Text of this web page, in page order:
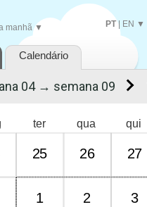
PT| EN ▼
manhã ▼
Calendário
ter qua qui
25 26 27
1 2 3
04 → semana 09